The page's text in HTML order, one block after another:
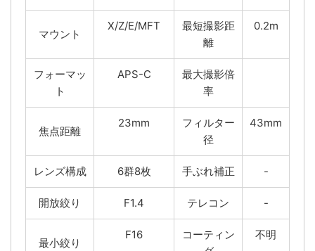
マウント
X/Z/E/MFT
最短撮影距
離
0.2m
フォーマッ
ト
APS-C
最大撮影倍
率
焦点距離
23mm
フィルター
径
43mm
レンズ構成 6群8枚 手ぶれ補正 -
開放絞り F1.4 テレコン -
最小絞り
F16
コーティン
不明